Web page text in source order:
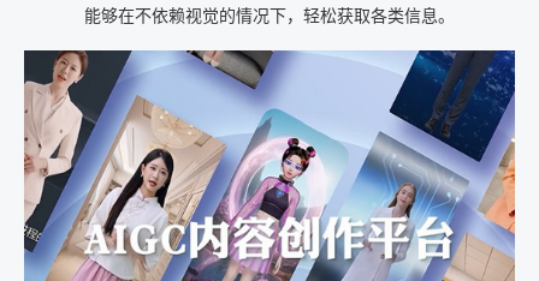
能够在不依赖视觉的情况下，轻松获取各类信息。